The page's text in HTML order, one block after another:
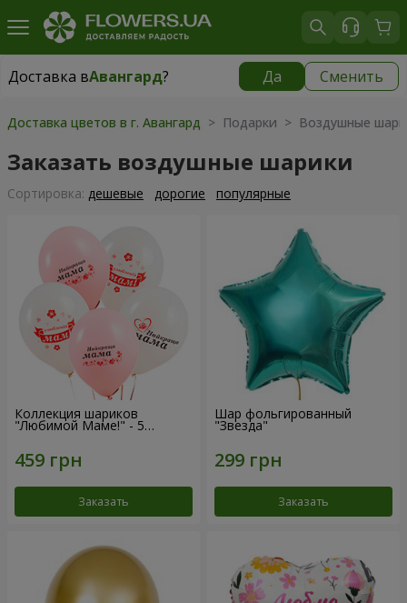
Доставка вАвангард? Да Сменить
Доставка вАвангард|
Доставка цветов в г. Авангард > Подарки > Воздушные
Заказать воздушные шарики
Cортировка: дешевые дорогие популярные
Коллекция шариков
"Любимой Маме!" - 5
Заказать
Шар фольгированный
"Звезда"
Заказать